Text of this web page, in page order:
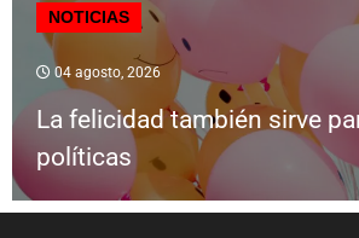
NOTICIAS
04 agosto, 2026
La felicidad también sirve
políticas